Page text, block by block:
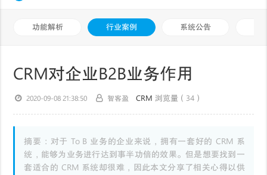
功能解析 行业案例 系统公告
CRM对企业B2B业务作用
2020-09-08 21:38:50 智客盈 CRM 浏览量（34）
摘要：对于 To B 业务的企业来说，拥有一套好的 CRM 系
统，能够为业务进行达到事半功倍的效果。但是想要找到一
套适合的 CRM 系统却很难，因此本文分享了相关心得以供